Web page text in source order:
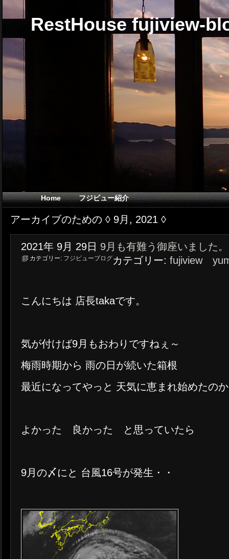
RestHouse fujiview-
Home フジビュー紹介
アーカイブのための ◊ 9月, 2021 ◊
2021年 9月 29日 9月も有難う御座いました。
カテゴリー: fujiview
カテゴリー: フジビューブログ
こんにちは 店長takaです。
気が付けば9月もおわりですねぇ～
梅雨時期から 雨の日が続いた箱根
最近になってやっと 天気に恵まれ始めたの
よかった 良かった と思っていたら
9月の〆にと 台風16号が発生・・